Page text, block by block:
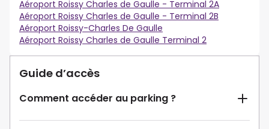
Aéroport Roissy Charles de Gaulle - Terminal 2A
Aéroport Roissy Charles de Gaulle - Terminal 2B
Aéroport Roissy-Charles De Gaulle
Aéroport Roissy Charles de Gaulle Terminal 2
Guide d’accès
Comment accéder au parking ?